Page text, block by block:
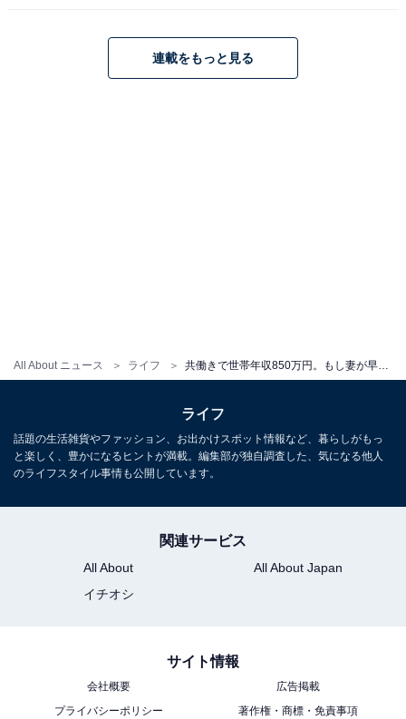
All About ニュース ライフ
きましょう。仮に50歳で会社を辞めたとしてシミュレー
【夫65歳、妻が50歳まで働いた場合の収入推移】
夫65歳、妻が50歳まで働いた場合の収入推移は図のとお
連載をもっと見る
ライフ
話題の生活雑貨やファッション、お出かけスポット情報など、暮らしがもっ
と楽しく、豊かになるヒントが満載。編集部が独自調査した、気になる他人
のライフスタイル事情も公開しています。
関連サービス
All About
All About Japan
イチオシ
サイト情報
会社概要
広告掲載
プライバシーポリシー
著作権・商標・免責事項